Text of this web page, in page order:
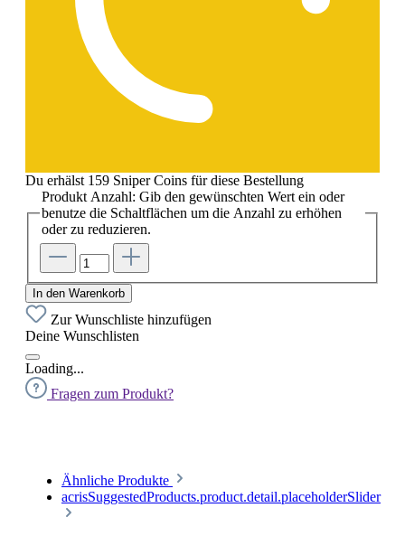
Du erhälst 159 Sniper Coins für diese Bestellung
Produkt Anzahl: Gib den gewünschten Wert ein oder
benutze die Schaltflächen um die Anzahl zu erhöhen
oder zu reduzieren.
In den Warenkorb
Zur Wunschliste hinzufügen
Deine Wunschlisten
Loading...
Fragen zum Produkt?
Ähnliche Produkte
acrisSuggestedProducts.product.detail.placeholderSlider